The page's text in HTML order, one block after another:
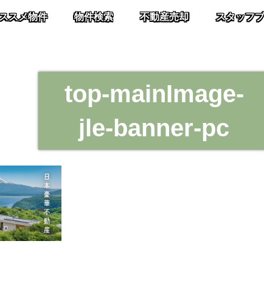
スメ物件 物件検索 不動産売却 スタッフ
top-mainImage-
jle-banner-pc